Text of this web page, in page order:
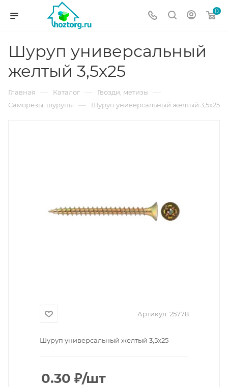
0
Шуруп универсальный
желтый 3,5х25
Главная — Каталог — Гвозди, метизы —
Саморезы, шурупы — Шуруп универсальный желтый 3,5х25
Артикул: 25778
Шуруп универсальный желтый 3,5х25
0.30 ₽/шт